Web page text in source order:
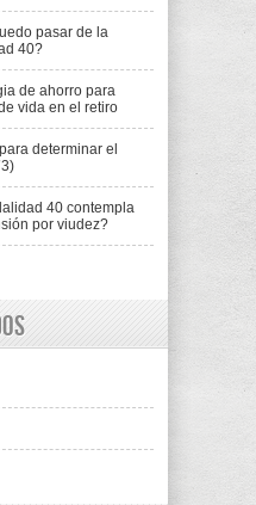
pasar de la
40?
de ahorro para
vida en el retiro
determinar el
40 contempla
por viudez?